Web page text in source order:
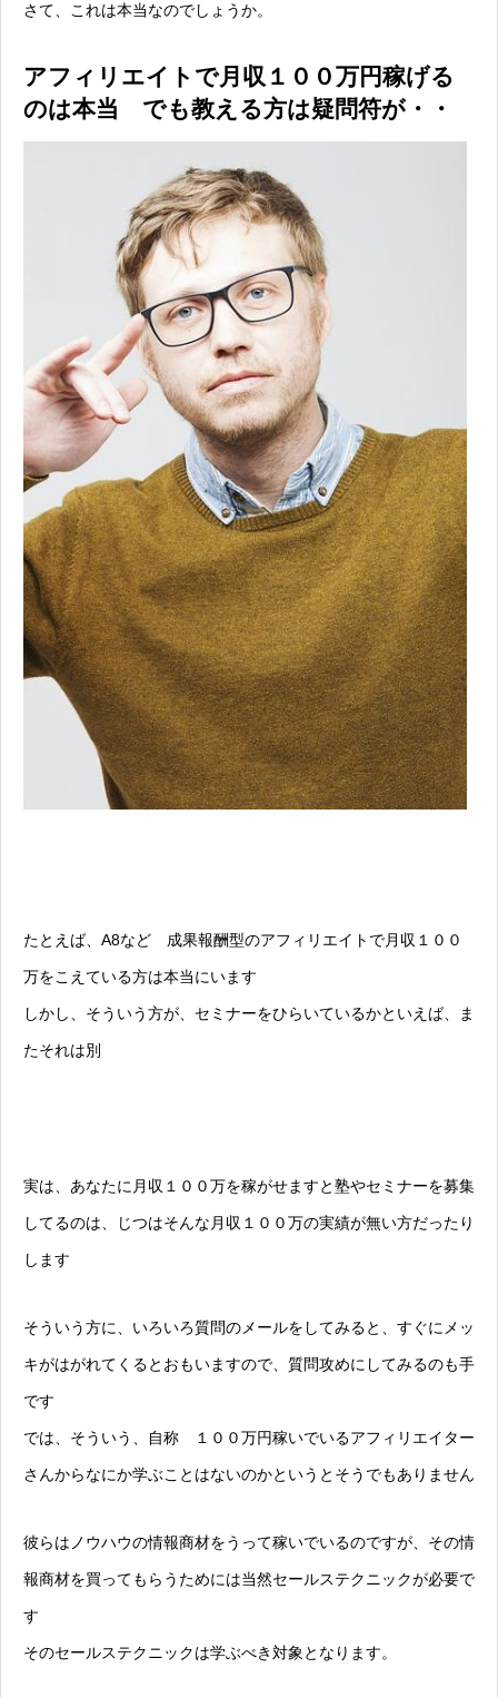
さて、これは本当なのでしょうか。
アフィリエイトで月収１００万円稼げる
のは本当 でも教える方は疑問符が・・
たとえば、A8など 成果報酬型のアフィリエイトで月収１００
万をこえている方は本当にいます
しかし、そういう方が、セミナーをひらいているかといえば、ま
たそれは別
実は、あなたに月収１００万を稼がせますと塾やセミナーを募集
してるのは、じつはそんな月収１００万の実績が無い方だったり
します
そういう方に、いろいろ質問のメールをしてみると、すぐにメッ
キがはがれてくるとおもいますので、質問攻めにしてみるのも手
です
では、そういう、自称 １００万円稼いでいるアフィリエイター
さんからなにか学ぶことはないのかというとそうでもありません
彼らはノウハウの情報商材をうって稼いでいるのですが、その情
報商材を買ってもらうためには当然セールステクニックが必要で
す
そのセールステクニックは学ぶべき対象となります。